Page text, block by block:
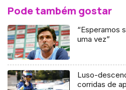
Pode também gostar
“Esperamos
uma vez”
Luso-
corridas de